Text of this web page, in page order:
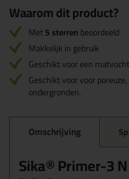
Waarom dit product?
Met5 sterrenbeoordeeld
Makkelijk in gebruik
Geschikt voor een
Geschikt voor voor
ondergronden.
Omschrijving
Sika® Primer-3 N